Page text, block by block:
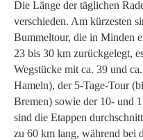
Die Länge der täglichen
verschieden. Am kürzesten
Bummeltour, die in Minden
23 bis 30 km zurückgelegt,
Wegstücke mit ca. 39 und
Hameln), der 5-Tage-Tour
Bremen) sowie der 10- und
sind die Etappen
zu 60 km lang, während bei